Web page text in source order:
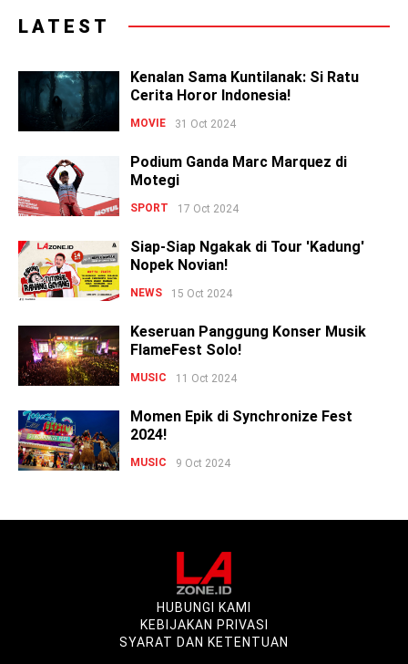
LATEST
Kenalan Sama Kuntilanak: Si Ratu
Cerita Horor Indonesia!
MOVIE 31 Oct 2024
Podium Ganda Marc Marquez di
Motegi
SPORT 17 Oct 2024
Siap-Siap Ngakak di Tour 'Kadung'
Nopek Novian!
NEWS 15 Oct 2024
Keseruan Panggung Konser Musik
FlameFest Solo!
MUSIC 11 Oct 2024
Momen Epik di Synchronize Fest
2024!
MUSIC 9 Oct 2024
HUBUNGI KAMI
KEBIJAKAN PRIVASI
SYARAT DAN KETENTUAN